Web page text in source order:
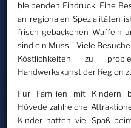
bleibenden Eindruck. Eine
an regionalen Spezialitäten
frisch gebackenen Waffeln
sind ein Muss!" Viele
Köstlichkeiten zu
Handwerkskunst der Region
Für Familien mit Kindern
Hövede zahlreiche
Kinder hatten viel Spaß